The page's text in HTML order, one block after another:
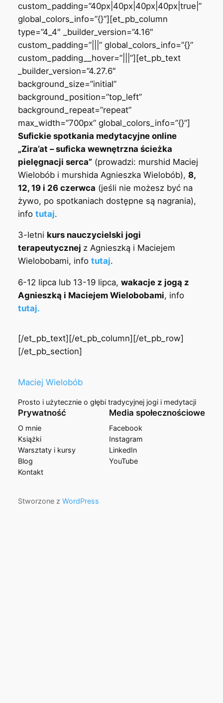
custom_padding=”40px|40px|40px|40px|true|”
global_colors_info=”{}”][et_pb_column
type=”4_4″ _builder_version=”4.16″
custom_padding=”|||” global_colors_info=”{}”
custom_padding__hover=”|||”][et_pb_text
_builder_version=”4.27.6″
background_size=”initial”
background_position=”top_left”
background_repeat=”repeat”
max_width=”700px” global_colors_info=”{}”]
Sufickie spotkania medytacyjne online
„Zira’at – suficka wewnętrzna ścieżka
pielęgnacji serca”(prowadzi: murshid Maciej
Wielobób i murshida Agnieszka Wielobób), 8,
12, 19 i 26 czerwca (jeśli nie możesz być na
żywo, po spotkaniach dostępne są nagrania),
info tutaj.
3-letni kurs nauczycielski jogi
terapeutycznej z Agnieszką i Maciejem
Wielobobami, info tutaj.
6-12 lipca lub 13-19 lipca, wakacje z jogą z
Agnieszką i Maciejem Wielobobami, info
tutaj.
[/et_pb_text][/et_pb_column][/et_pb_row]
[/et_pb_section]
Maciej Wielobób
Prosto i użytecznie o głębi tradycyjnej jogi i medytacji
Prywatność
O mnie
Książki
Warsztaty i kursy
Blog
Kontakt
Media społecznościowe
Facebook
Instagram
LinkedIn
YouTube
Stworzone z WordPress